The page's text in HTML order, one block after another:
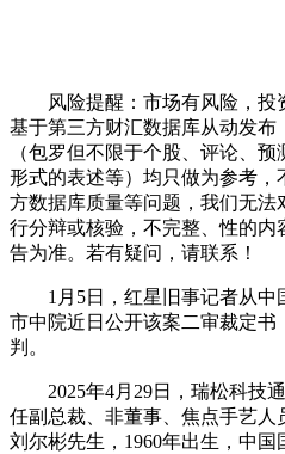
风险提醒：市场有风险，投
基于第三方财汇数据库从动发布
（包罗但不限于个股、评论、
形式的表述等）均只做为参考
方数据库质量等问题，我们无
行分辩或核验，不完整、性的
告为准。若有疑问，请联系！
1月5日，红星旧事记者从中
市中院近日公开该案二审裁定
判。
2025年4月29日，瑞松科技通
任副总裁、非董事、焦点手艺人
刘尔彬先生，1960年出生，中